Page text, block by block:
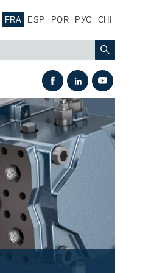
FRA ESP POR РУС CHI